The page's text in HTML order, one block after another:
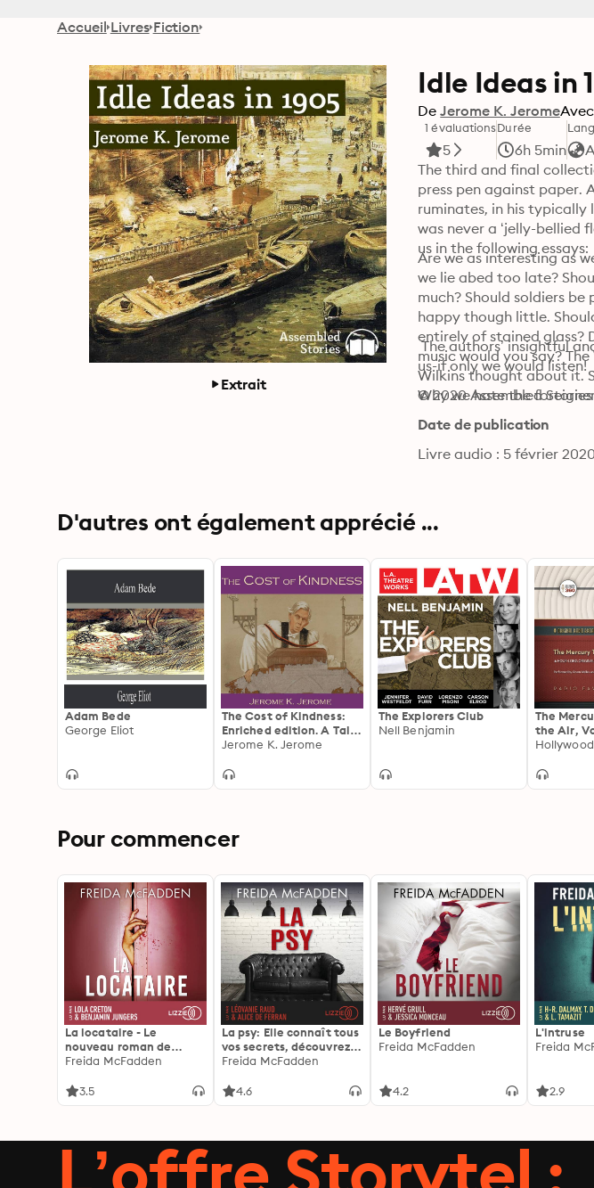
Accueil Livres Fiction
Extrait
Idle Ideas in
De Jerome K. Jerome
1 évaluations
5
Durée
6h 5min
The third and final
press pen against paper.
ruminates, in his typically
was never a ‘jelly-bellied
us in the following essays:
Are we as interesting as
we lie abed too late?
much? Should soldiers
happy though little.
entirely of stained glass?
music would you say?
Wilkins thought about it.
Why we hate the
The authors’ insightful
us-if only we would listen!
© 2020 Assembled Stories
Date de publication
Livre audio : 5 février 2020
D'autres ont également apprécié ...
Adam Bede
George Eliot
The Cost of Kindness:
Enriched edition. A Tale
of Sacrifice, Empathy,
in 19th Century British
Jerome K. Jerome
The Explorers Club
Nell Benjamin
The
the Air,
Pour commencer
La locataire - Le
nouveau roman de
l'autrice de La femme
Freida McFadden
3.5
La psy: Elle connaît tous
vos secrets, découvrez
les siens ...
Freida McFadden
4.6
Le Boyfriend
Freida McFadden
4.2
L'intruse
Freida
2.9